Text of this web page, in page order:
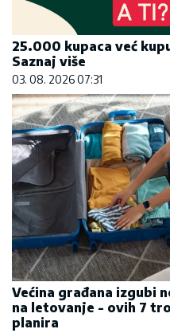
25.000 kupaca već
Saznaj više
03. 08. 2026 07:31
Većina građana izgubi
na letovanje - ovih 7
planira